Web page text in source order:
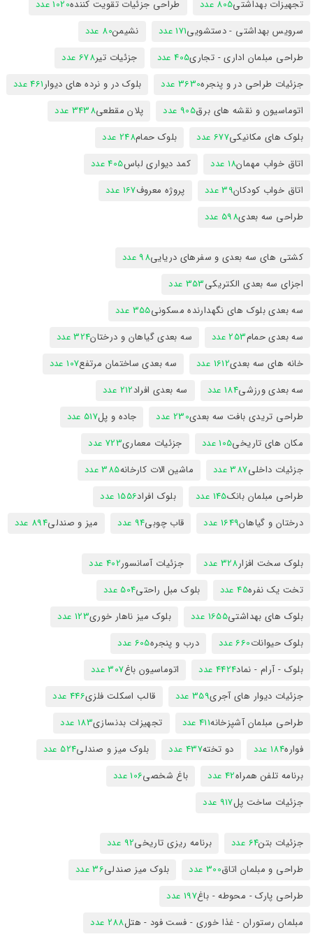
تجهیزات بهداشتی805 عدد طراحی جزئیات تقویت کننده1020 عدد
سرویس بهداشتی - دستشویی171 عدد نشیمن80 عدد
طراحی مبلمان اداری - تجاری405 عدد جزئیات تیر678 عدد
جزئیات طراحی در و پنجره3630 عدد بلوک در و نرده های دیوار461 عدد
اتوماسیون و نقشه های برق905 عدد پلان مقطعی3438 عدد
بلوک های مکانیکی677 عدد بلوک حمام248 عدد
اتاق خواب مهمان18 عدد کمد دیواری لباس405 عدد
اتاق خواب کودکان39 عدد پروژه معروف167 عدد
طراحی سه بعدی598 عدد
کشتی های سه بعدی و سفرهای دریایی98 عدد
اجزای سه بعدی الکتریکی353 عدد
سه بعدی بلوک های نگهدارنده مسکونی355 عدد
سه بعدی حمام253 عدد سه بعدی گیاهان و درختان324 عدد
خانه های سه بعدی1612 عدد سه بعدی ساختمان مرتفع107 عدد
سه بعدی ورزشی184 عدد سه بعدی افراد212 عدد
طراحی تریدی بافت سه بعدی230 عدد جاده و پل517 عدد
مکان های تاریخی105 عدد جزئیات معماری723 عدد
جزئیات داخلی387 عدد ماشین الات کارخانه385 عدد
طراحی مبلمان بانک145 عدد بلوک افراد1556 عدد
درختان و گیاهان1649 عدد قاب چوبی94 عدد میز و صندلی894 عدد
بلوک سخت افزار328 عدد جزئیات آسانسور402 عدد
تخت یک نفره45 عدد بلوک مبل راحتی504 عدد
بلوک های بهداشتی1655 عدد بلوک میز ناهار خوری123 عدد
بلوک حیوانات660 عدد درب و پنجره605 عدد
بلوک - آرام - نماد4424 عدد اتوماسیون باغ307 عدد
جزئیات دیوار های آجری359 عدد قالب اسکلت فلزی446 عدد
طراحی مبلمان آشپزخانه411 عدد تجهیزات بدنسازی183 عدد
فواره184 عدد دو تخته437 عدد بلوک میز و صندلی524 عدد
برنامه تلفن همراه42 عدد باغ شخصی106 عدد
جزئیات ساخت پل917 عدد
جزئیات بتن64 عدد برنامه ریزی تاریخی92 عدد
طراحی و مبلمان اتاق300 عدد بلوک میز صندلی36 عدد
طراحی پارک - محوطه - باغ197 عدد
مبلمان رستوران - غذا خوری - فست فود - هتل288 عدد